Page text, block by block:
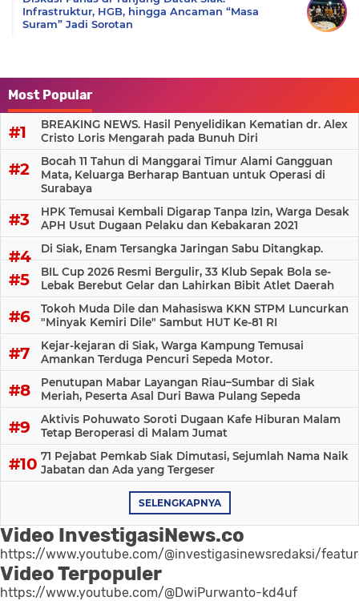
Infrastruktur, HGB, hingga Ancaman “Masa
Suram” Jadi Sorotan
Most Popular
BREAKING NEWS. Hasil Penyelidikan Kematian dr. Alex
Cristo Loris Mengarah pada Bunuh Diri
Bocah 11 Tahun di Manggarai Timur Alami Gangguan
Mata, Keluarga Berharap Bantuan untuk Operasi di
Surabaya
HPK Temusai Kembali Digarap Tanpa Izin, Warga Desak
APH Usut Dugaan Pelaku dan Kebakaran 2021
Di Siak, Enam Tersangka Jaringan Sabu Ditangkap.
BIL Cup 2026 Resmi Bergulir, 33 Klub Sepak Bola se-
Lebak Berebut Gelar dan Lahirkan Bibit Atlet Daerah
Tokoh Muda Dile dan Mahasiswa KKN STPM Luncurkan
"Minyak Kemiri Dile" Sambut HUT Ke-81 RI
Kejar-kejaran di Siak, Warga Kampung Temusai
Amankan Terduga Pencuri Sepeda Motor.
Penutupan Mabar Layangan Riau–Sumbar di Siak
Meriah, Peserta Asal Duri Bawa Pulang Sepeda
Aktivis Pohuwato Soroti Dugaan Kafe Hiburan Malam
Tetap Beroperasi di Malam Jumat
71 Pejabat Pemkab Siak Dimutasi, Sejumlah Nama Naik
Jabatan dan Ada yang Tergeser
SELENGKAPNYA
Video InvestigasiNews.co
https://www.youtube.com/@investigasinewsredaksi/
Video Terpopuler
https://www.youtube.com/@DwiPurwanto-kd4uf